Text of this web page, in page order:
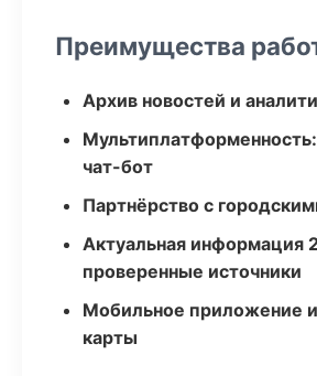
Преимущества
Архив новостей и
Мультиплатформенность:
чат-бот
Партнёрство с
Актуальная информация
проверенные источники
Мобильное приложение
карты